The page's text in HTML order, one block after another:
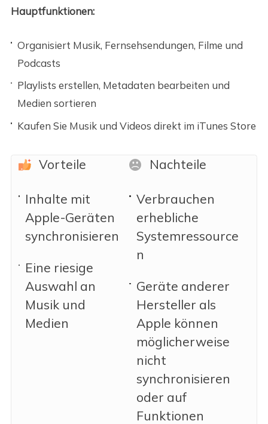
Hauptfunktionen:
Organisiert Musik, Fernsehsendungen, Filme und
Podcasts
Playlists erstellen, Metadaten bearbeiten und
Medien sortieren
Kaufen Sie Musik und Videos direkt im iTunes Store
Vorteile
Inhalte mit
Apple-Geräten
synchronisieren
Eine riesige
Auswahl an
Musik und
Medien
Nachteile
Verbrauchen
erhebliche
Systemressource
n
Geräte anderer
Hersteller als
Apple können
möglicherweise
nicht
synchronisieren
oder auf
Funktionen